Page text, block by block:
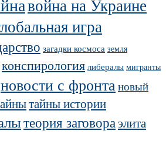
война на Украине
игра
загадки космоса земля
конспирология либералы мигранты
новости с фронта новый
тайны истории
теория заговораэлита